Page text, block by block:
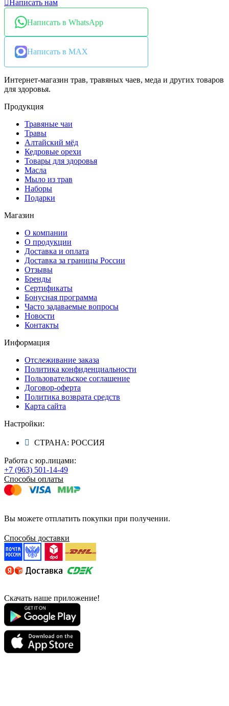
Написать нам
Написать в WhatsApp
Написать в MAX
Интернет-магазин трав, травяных чаев, меда и других товаров
для здоровья.
Продукция
Травяные чаи
Травы
Алтайский мёд
Кедровые орехи
Товары для здоровья
Масла
Мыло из трав
Наборы
Подарки
Магазин
О компании
О продукции
Доставка и оплата
Доставка за границы России
Отзывы
Бренды
Сертификаты
Бонусная программа
Часто задаваемые вопросы
Новости
Контакты
Информация
Отслеживание заказа
Политика конфиденциальности
Пользовательское соглашение
Договор-оферта
Политика возврата средств
Карта сайта
Настройки:
СТРАНА: РОССИЯ
Работа с юр.лицами:
+7 (963) 501-14-49
Способы оплаты
Вы можете отплатить покупки при получении.
Способы доставки
Скачать наше приложение!